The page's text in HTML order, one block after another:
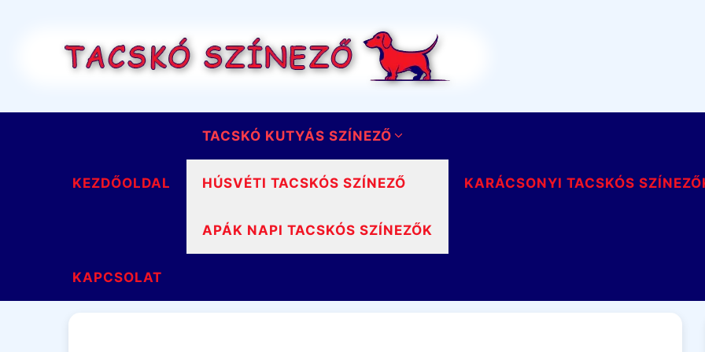
tartalomba
KEZDŐOLDAL
TACSKÓ KUTYÁS SZÍNEZŐ
HÚSVÉTI TACSKÓS SZÍNEZŐ
APÁK NAPI TACSKÓS SZÍNEZŐK
KARÁCSONYI TACSKÓS
KAPCSOLAT